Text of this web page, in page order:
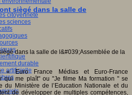
citoyenneté
sciences
durable
artificielle
siègé dans la salle de
« Euro France Médias et Euro-France
qui me plaît" ou "Je filme Ma formation " se
du Ministère de l’Education Nationale et du
de développer de multiples compétences,